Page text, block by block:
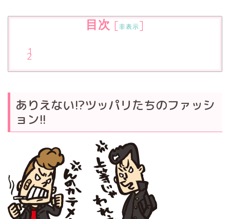
目次 [非表示]
ありえない!?ツッパリたちのファッシ
ョン!!